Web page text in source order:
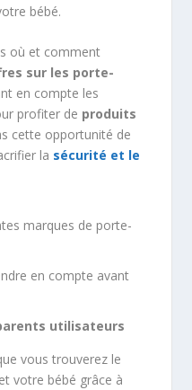
bébé.
où et comment
sur les porte-
en compte les
profiter de produits
cette opportunité de
la sécurité et le
marques de porte-
en compte avant
utilisateurs
vous trouverez le
votre bébé grâce à